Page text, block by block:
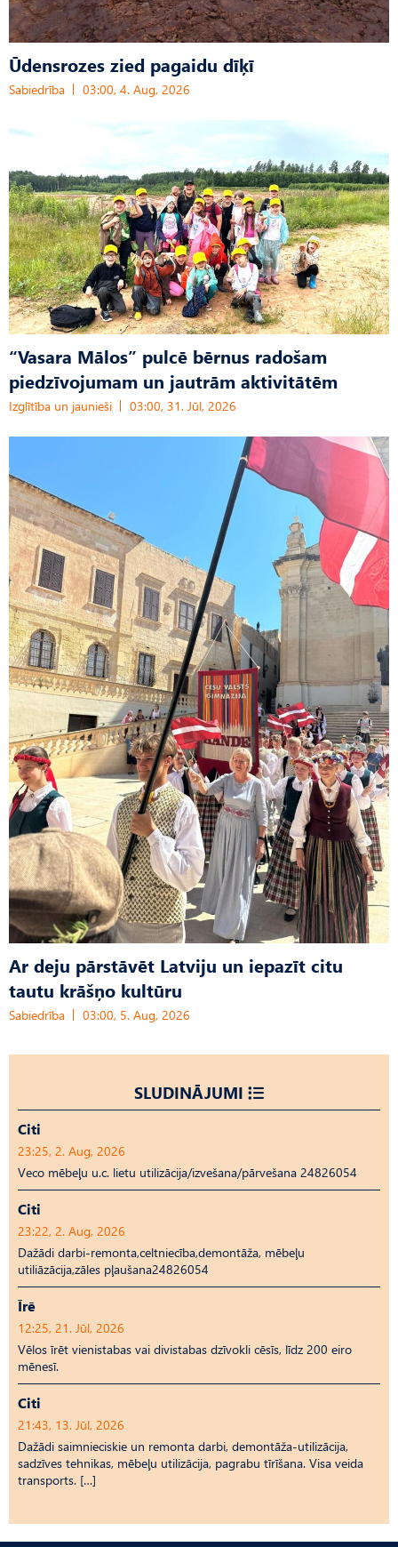
Ūdensrozes zied pagaidu dīķī
Sabiedrība 03:00, 4. Aug, 2026
“Vasara Mālos” pulcē bērnus radošam
piedzīvojumam un jautrām aktivitātēm
Izglītība un jaunieši 03:00, 31. Jūl, 2026
Ar deju pārstāvēt Latviju un iepazīt citu
tautu krāšņo kultūru
Sabiedrība 03:00, 5. Aug, 2026
SLUDINĀJUMI
Citi
23:25, 2. Aug, 2026
Veco mēbeļu u.c. lietu utilizācija/izvešana/pārvešana 24826054
Citi
23:22, 2. Aug, 2026
Dažādi darbi-remonta,celtniecība,demontāža, mēbeļu
utiliāzācija,zāles pļaušana24826054
Īrē
12:25, 21. Jūl, 2026
Vēlos īrēt vienistabas vai divistabas dzīvokli cēsīs, līdz 200 eiro
mēnesī.
Citi
21:43, 13. Jūl, 2026
Dažādi saimnieciskie un remonta darbi, demontāža-utilizācija,
sadzīves tehnikas, mēbeļu utilizācija, pagrabu tīrīšana. Visa veida
transports. […]